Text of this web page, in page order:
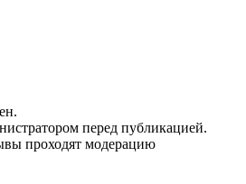
перед публикацией.
проходят модерацию